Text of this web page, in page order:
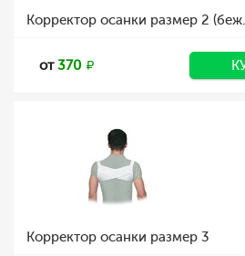
Корректор осанки размер 2
от370
Корректор осанки размер 3